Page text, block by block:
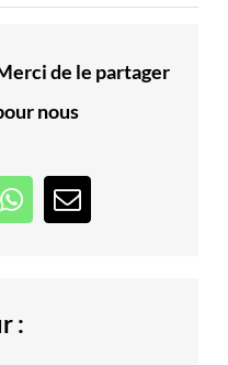
de le partager
nous
WhatsApp
Email
: